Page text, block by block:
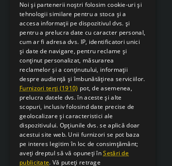
Despre Noi
Mobil: 0371 238 338
Email: office [@] sarcsudex.ro
Relatii cu clientii
Noi și partenerii noștri folosim cookie-uri și
tehnologii similare pentru a stoca și a
accesa informații pe dispozitivul dvs. și
pentru a prelucra date cu caracter personal,
cum ar fi adresa dvs. IP, identificatori unici
și date de navigare, pentru reclame și
conținut personalizat, măsurarea
reclamelor și a conținutului, informații
despre audiență și îmbunătățirea serviciilor.
Furnizori terți (1910) pot, de asemenea,
prelucra datele dvs. în aceste și alte
scopuri, inclusiv folosind date precise de
geolocalizare și caracteristici ale
dispozitivului. Opțiunile dvs. se aplică doar
acestui site web. Unii furnizori se pot baza
pe interes legitim în loc de consimțământ;
aveți dreptul să vă opuneți înSetări de
publicitate. Vă puteți retrage